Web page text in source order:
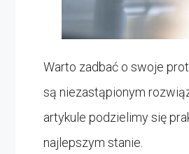
Warto zadbać o swoje
są niezastąpionym
artykule podzielimy się
najlepszym stanie.